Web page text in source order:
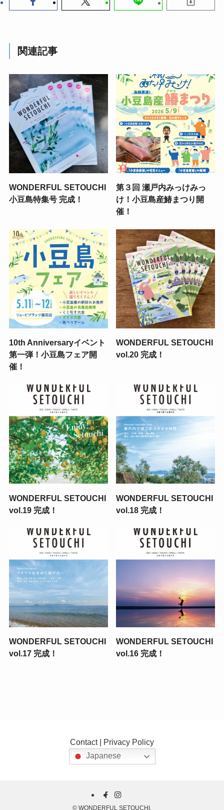
関連記事
WONDERFUL SETOUCHI
小豆島特集号 完成！
第３回 瀬戸内みっけみっ
け！小豆島産鰆まつり開
催！
10th Anniversaryイベント
第一弾！小豆島フェア開
催！
WONDERFUL SETOUCHI
vol.20 完成！
WONDERFUL SETOUCHI
vol.19 完成！
WONDERFUL SETOUCHI
vol.18 完成！
WONDERFUL SETOUCHI
vol.17 完成！
WONDERFUL SETOUCHI
vol.16 完成！
Contact| Privacy Policy
Japanese
© WONDERFUL SETOUCHI.